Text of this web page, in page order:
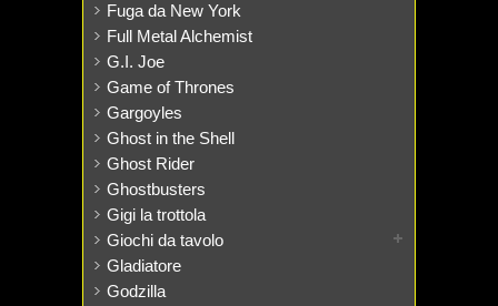
Fuga da New York
Full Metal Alchemist
G.I. Joe
Game of Thrones
Gargoyles
Ghost in the Shell
Ghost Rider
Ghostbusters
Gigi la trottola
Giochi da tavolo
Gladiatore
Godzilla